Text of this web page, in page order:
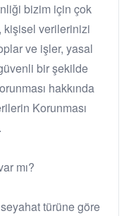
bizim için çok
kişisel verilerinizi
ve işler, yasal
bir şekilde
hakkında
Korunması
mı?
türüne göre